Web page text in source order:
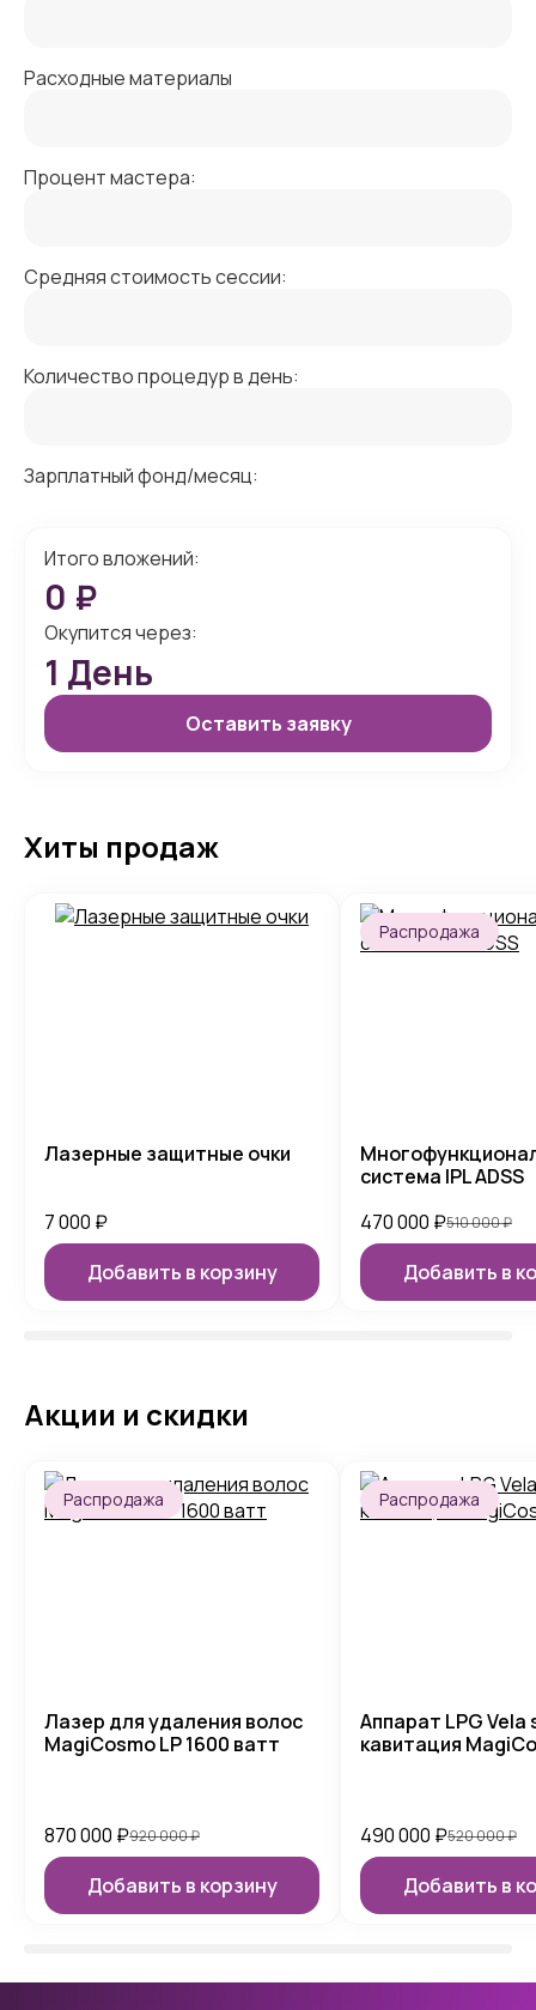
Расходные материалы
Процент мастера:
Средняя стоимость сессии:
Количество процедур в день:
Зарплатный фонд/месяц:
Итого вложений:
0 ₽
Окупится через:
1 День
Оставить заявку
Хиты продаж
Лазерные защитные очки
7 000 ₽
Добавить в корзину
Распродажа
система IPL ADSS
470 000 ₽510 000₽
Добавить в
Акции и скидки
Распродажа
Лазер для удаления волос
MagiCosmo LP 1600 ватт
870 000 ₽920 000₽
Добавить в корзину
Распродажа
Аппарат LPG Vela
кавитация
490 000 ₽520 000₽
Добавить в